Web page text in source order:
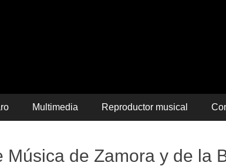
Multimedia Reproductor musical
de Zamora y de la